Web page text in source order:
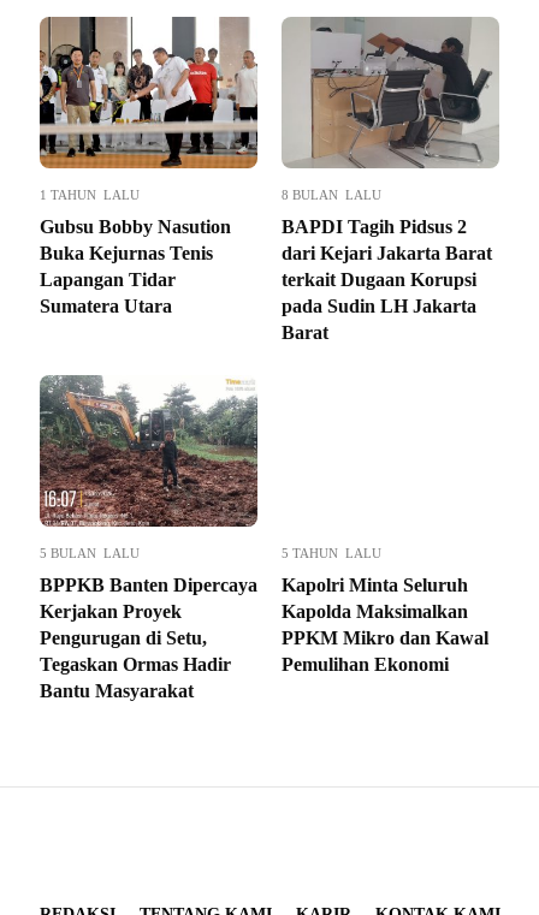
1 TAHUN LALU
Gubsu Bobby Nasution
Buka Kejurnas Tenis
Lapangan Tidar
Sumatera Utara
8 BULAN LALU
BAPDI Tagih Pidsus 2
dari Kejari Jakarta Barat
terkait Dugaan Korupsi
pada Sudin LH Jakarta
Barat
5 BULAN LALU
BPPKB Banten Dipercaya
Kerjakan Proyek
Pengurugan di Setu,
Tegaskan Ormas Hadir
Bantu Masyarakat
5 TAHUN LALU
Kapolri Minta Seluruh
Kapolda Maksimalkan
PPKM Mikro dan Kawal
Pemulihan Ekonomi